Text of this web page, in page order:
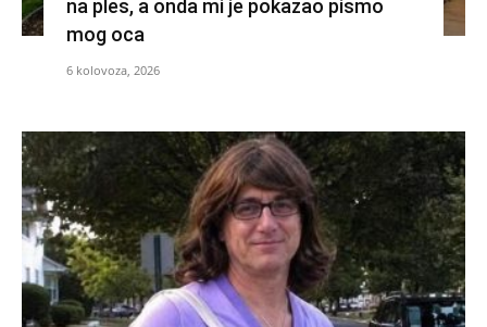
na ples, a onda mi je pokazao pismo
mog oca
6 kolovoza, 2026